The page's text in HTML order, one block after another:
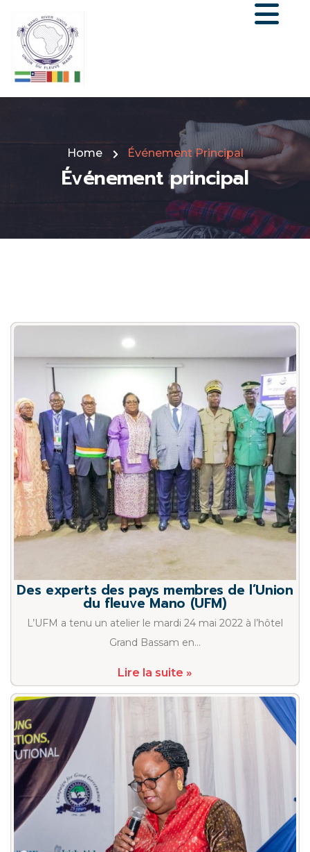
Home Événement Principal
Événement principal
Des experts des pays membres de l’Union
du fleuve Mano (UFM)
L’UFM a tenu un atelier le mardi 24 mai 2022 à l’hôtel
Grand Bassam en…
Lire la suite »